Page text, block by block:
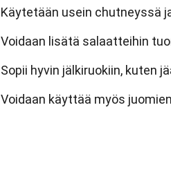
Käytetään usein chutneyssä
Voidaan lisätä salaatteihin
Sopii hyvin jälkiruokiin, kuten
Voidaan käyttää myös